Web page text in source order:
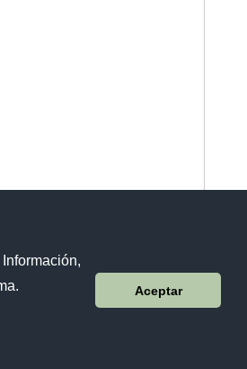
Aceptar
Contacto ciudadano